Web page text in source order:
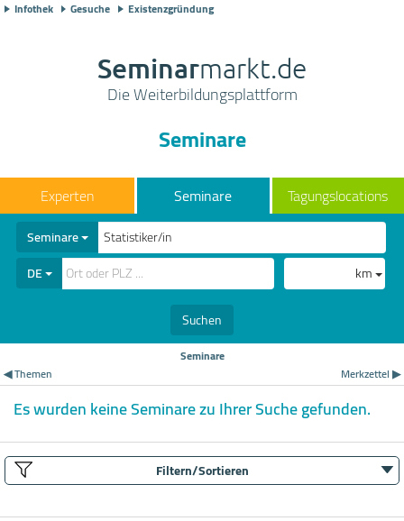
Infothek Gesuche Existenzgründung
Seminarmarkt.de
Die Weiterbildungsplattform
Seminare
Seminare Tagungslocations
Seminare
DE
km
Suchen
Seminare
◀ Themen
Merkzettel ▶
Es wurden keine Seminare zu Ihrer Suche gefunden.
Filtern/Sortieren